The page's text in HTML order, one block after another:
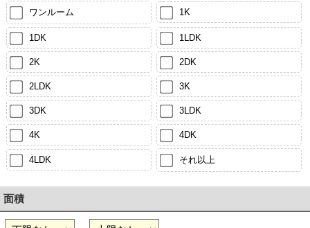
ワンルーム 1K
1DK 1LDK
2K 2DK
2LDK 3K
3DK 3LDK
4K 4DK
4LDK それ以上
面積